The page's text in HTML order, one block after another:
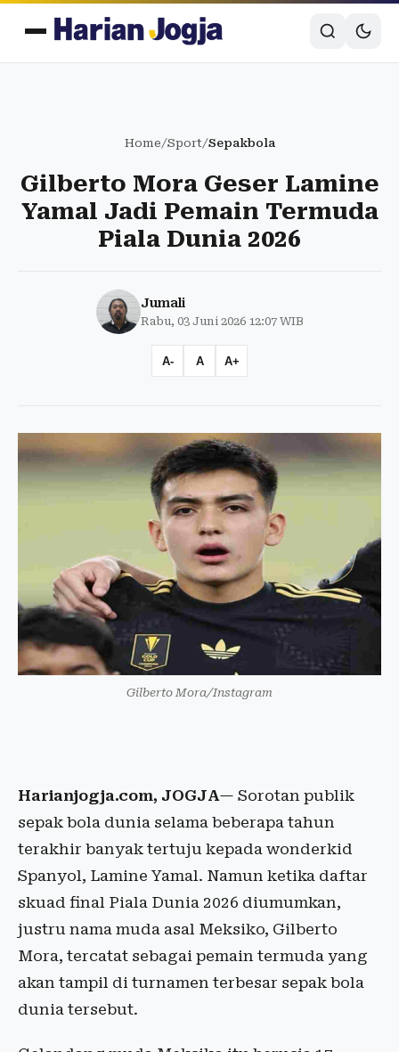
Home/Sport/Sepakbola
Gilberto Mora Geser Lamine
Yamal Jadi Pemain Termuda
Piala Dunia 2026
Jumali
Rabu, 03 Juni 2026 12:07 WIB
A- A A+
Gilberto Mora/Instagram
Harianjogja.com, JOGJA— Sorotan publik
sepak bola dunia selama beberapa tahun
terakhir banyak tertuju kepada wonderkid
Spanyol, Lamine Yamal. Namun ketika daftar
skuad final Piala Dunia 2026 diumumkan,
justru nama muda asal Meksiko, Gilberto
Mora, tercatat sebagai pemain termuda yang
akan tampil di turnamen terbesar sepak bola
dunia tersebut.